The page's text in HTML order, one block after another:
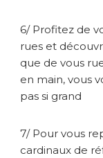
6/ Profitez de
rues et
que de vous
en main, vous
pas si grand
7/ Pour vous
cardinaux de